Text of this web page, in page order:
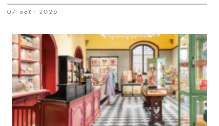
07 août 2026